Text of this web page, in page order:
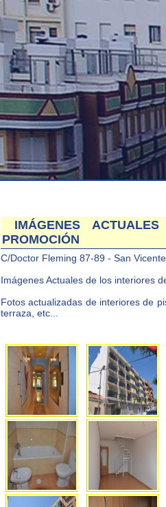
IMÁGENES
PROMOCIÓN
C/Doctor Fleming 87-89 - San
Imágenes Actuales de los interiores
Fotos actualizadas de interiores de
terraza, etc...